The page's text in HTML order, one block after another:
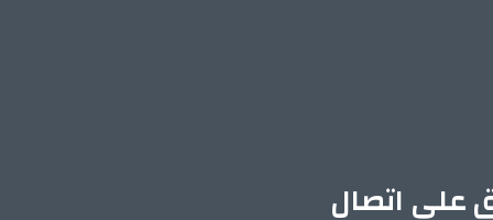
على اتصال